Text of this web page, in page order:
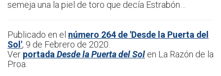
semeja una la piel de toro que decía Estrabón…
Publicado en el número 264 de 'Desde la Puerta del
Sol', 9 de Febrero de 2020.
Ver portada Desde la Puerta del Sol en La Razón de la
Proa.